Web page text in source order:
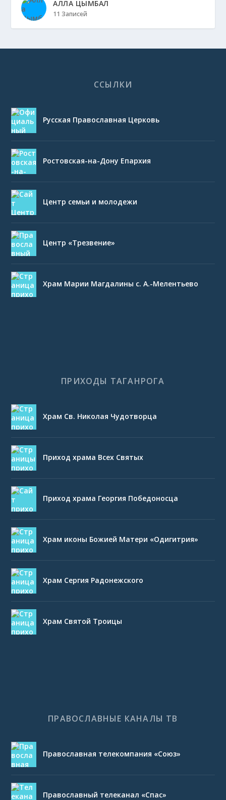
АЛЛА ЦЫМБАЛ
11 Записей
ССЫЛКИ
Русская Православная Церковь
Ростовская-на-Дону Епархия
Центр семьи и молодежи
Центр «Трезвение»
Храм Марии Магдалины с. А.-Мелентьево
ПРИХОДЫ ТАГАНРОГА
Храм Св. Николая Чудотворца
Приход храма Всех Святых
Приход храма Георгия Победоносца
Храм иконы Божией Матери «Одигитрия»
Храм Сергия Радонежского
Храм Святой Троицы
ПРАВОСЛАВНЫЕ КАНАЛЫ ТВ
Православная телекомпания «Союз»
Православный телеканал «Спас»